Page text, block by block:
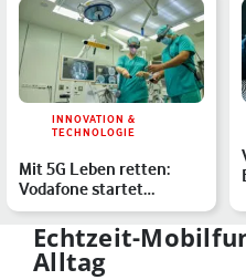
INNOVATION &
TECHNOLOGIE
Mit 5G Leben retten:
Vodafone startet
Echtzeit-Netz im ersten
5G-…
Echtzeit-
Alltag